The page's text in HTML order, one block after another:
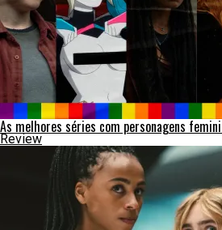
As melhores séries com personagens
Review